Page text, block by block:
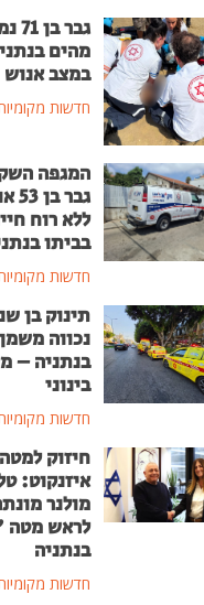
גבר
מהים
במצב אנוש
חדשות
המגפה
גבר
ללא רוח
בביתו
חדשות
תינוק בן
נכווה
בנתניה –
בינוני
חדשות
חיזוק למטה
איזנקוט:
מולנר
לראש
בנתניה
חדשות